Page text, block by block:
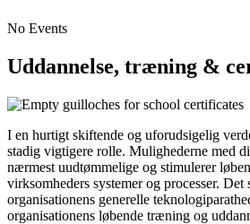
No Events
Uddannelse, træning &
I en hurtigt skiftende og uforudsigelig
stadig vigtigere rolle. Mulighederne med
nærmest uudtømmelige og stimulerer
virksomheders systemer og processer.
organisationens generelle
organisationens løbende træning og